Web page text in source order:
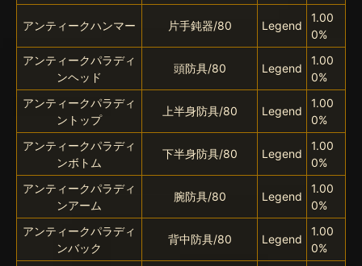
アンティークハンマー 片手鈍器/80 Legend
1.00
0%
アンティークパラディ
ンヘッド
頭防具/80 Legend
1.00
0%
アンティークパラディ
ントップ
上半身防具/80 Legend
1.00
0%
アンティークパラディ
ンボトム
下半身防具/80 Legend
1.00
0%
アンティークパラディ
ンアーム
腕防具/80 Legend
1.00
0%
アンティークパラディ
ンバック
背中防具/80 Legend
1.00
0%